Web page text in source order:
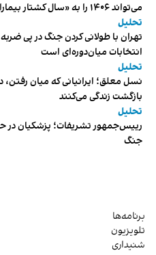
می‌تواند ۱۴۰۶ را به «سال کشتار بیماران» تبدیل کند
تحلیل
تهران با طولانی کردن جنگ در پی
انتخابات میان‌دوره‌ای است
تحلیل
نسل معلق؛ ایرانیانی که میان
بازگشت زندگی می‌کنند
تحلیل
رییس‌جمهور تشریفات؛ پزشکیان در
جنگ
برنامه‌ها
تلویزیون
شنیداری